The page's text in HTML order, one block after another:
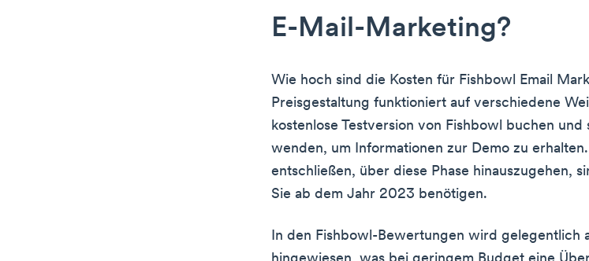
E-Mail-Marketing?
Wie hoch sind die Kosten für Fishbowl Email
Preisgestaltung funktioniert auf verschiedene
kostenlose Testversion von Fishbowl buchen
wenden, um Informationen zur Demo zu
entschließen, über diese Phase hinauszugehen,
Sie ab dem Jahr 2023 benötigen.
In den Fishbowl-Bewertungen wird gelegentlich